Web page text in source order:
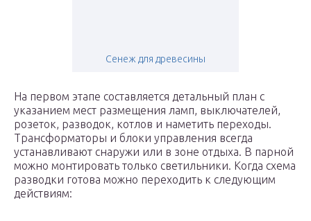
Сенеж для древесины
На первом этапе составляется детальный план с
указанием мест размещения ламп, выключателей,
розеток, разводок, котлов и наметить переходы.
Трансформаторы и блоки управления всегда
устанавливают снаружи или в зоне отдыха. В парной
можно монтировать только светильники. Когда схема
разводки готова можно переходить к следующим
действиям: